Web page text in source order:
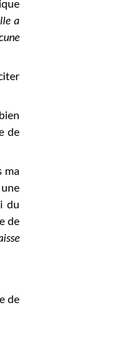
a
de
ma
du
de
de